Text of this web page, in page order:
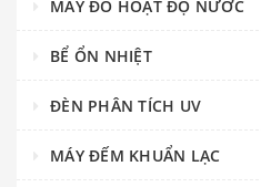
MÁY ĐO HOẠT ĐỘ NƯỚC
BỂ ỔN NHIỆT
ĐÈN PHÂN TÍCH UV
MÁY ĐẾM KHUẨN LẠC